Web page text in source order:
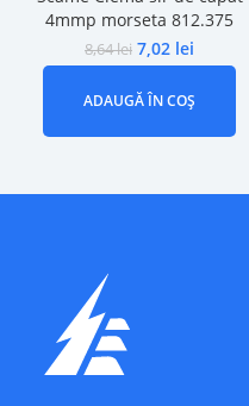
4mmp morseta 812.375
8,64lei 7,02 lei
ADAUGĂ ÎN COȘ